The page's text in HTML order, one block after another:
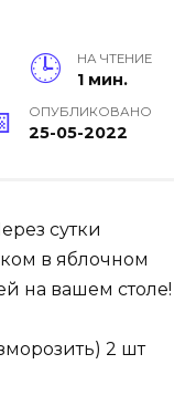
НА ЧТЕНИЕ
1 мин.
ОПУБЛИКОВАНО
25-05-2022
сутки
в яблочном
на вашем столе!
2 шт